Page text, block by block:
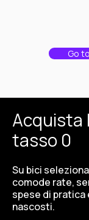
Go
Acquista
tasso 0
Su bici
comode rate,
spese di pratica
nascosti.